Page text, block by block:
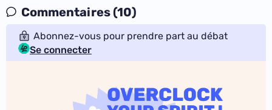
Commentaires (10)
Abonnez-vous pour prendre part au débat
Se connecter